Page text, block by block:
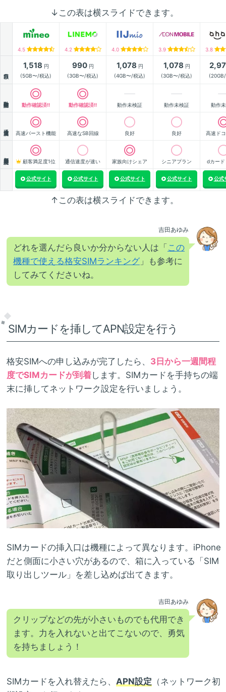
↓この表は横スライドできます。
4.5 4.2 4.0 3.9 3.8
1,518 円
(5GB〜/税込)
990円
(3GB〜/税込)
1,078 円
(4GB〜/税込)
1,078 円
(3GB〜/税込)
動作確認済!! 動作確認済!! 動作未検証 動作未検証 動作
高速バースト機能 高速なSB回線 良好 良好 高速ド
顧客満足度1位 通信速度が速い 家族向けシェア シニアプラン dカード
公式サイト 公式サイト 公式サイト 公式サイト 公式
↑この表は横スライドできます。
吉田あゆみ
どれを選んだら良いか分からない人は「 この
機種で使える格安SIMランキング 」も参考に
してみてくださいね。
SIMカードを挿してAPN設定を行う
格安SIMへの申し込みが完了したら、 3日から一週間程
度でSIMカードが到着します。SIMカードを手持ちの端
末に挿してネットワーク設定を行いましょう。
SIMカードの挿入口は機種によって異なります。iPhone
だと側面に小さい穴があるので、箱に入っている「SIM
取り出しツール」を差し込めば出てきます。
吉田あゆみ
クリップなどの先が小さいものでも代用でき
ます。力を入れないと出てこないので、勇気
を持ちましょう！
SIMカードを入れ替えたら、 APN設定 （ネットワーク初